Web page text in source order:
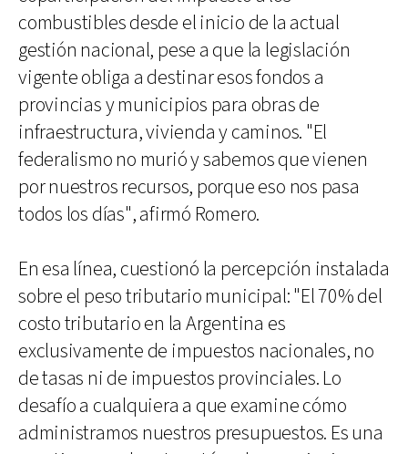
combustibles desde el inicio de la actual
gestión nacional, pese a que la legislación
vigente obliga a destinar esos fondos a
provincias y municipios para obras de
infraestructura, vivienda y caminos. "El
federalismo no murió y sabemos que vienen
por nuestros recursos, porque eso nos pasa
todos los días", afirmó Romero.
En esa línea, cuestionó la percepción instalada
sobre el peso tributario municipal: "El 70% del
costo tributario en la Argentina es
exclusivamente de impuestos nacionales, no
de tasas ni de impuestos provinciales. Lo
desafío a cualquiera a que examine cómo
administramos nuestros presupuestos. Es una